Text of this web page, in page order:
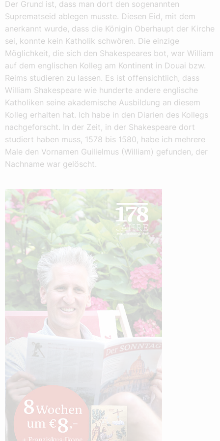
Der Grund ist, dass man dort den sogenannten
Suprematseid ablegen musste. Diesen Eid, mit dem
anerkannt wurde, dass die Königin Oberhaupt der Kirche
sei, konnte kein Katholik schwören. Die einzige
Möglichkeit, die sich den Shakespeares bot, war William
auf dem englischen Kolleg am Kontinent in Douai bzw.
Reims studieren zu lassen. Es ist offensichtlich, dass
William Shakespeare wie hunderte andere englische
Katholiken seine akademische Ausbildung an diesem
Kolleg erhalten hat. Ich habe in den Diarien des Kollegs
nachgeforscht. In der Zeit, in der Shakespeare dort
studiert haben muss, 1578 bis 1580, habe ich mehrere
Male den Vornamen Guilielmus (William) gefunden, der
Nachname war gelöscht.